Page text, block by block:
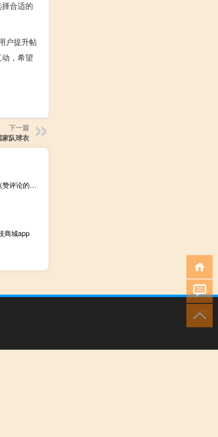
合适的
户提升帖
，希望
下一篇
队球衣
华为入股众泰多少股份 - 老马qq业务网站下单注意事项 买点赞评论的网站
商城app
小男孩